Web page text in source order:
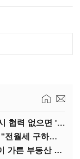
주택공급 '동상이몽'…정부·서울시 협력 없으면 '공수표'
세제개편에 ‘불안·불만’…오세훈 "전월세 구하기 더 힘들어질 것"
강남 관망·한강벨트 술렁…30억이 가른 부동산 민심